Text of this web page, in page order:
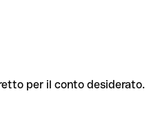
per il conto desiderato.